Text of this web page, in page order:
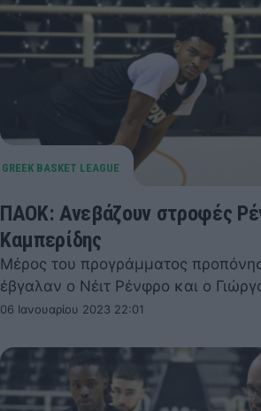
ΠΑΟΚ: Ανεβάζουν στροφές
Καμπερίδης
Μέρος του προγράμματος
έβγαλαν ο Νέιτ Ρένφρο και ο
06 Ιανουαρίου 2023 22:01